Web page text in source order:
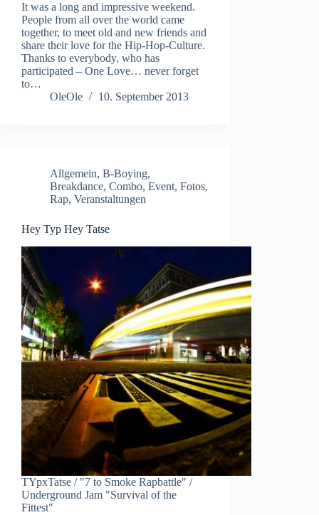
It was a long and impressive weekend.
People from all over the world came
together, to meet old and new friends and
share their love for the Hip-Hop-Culture.
Thanks to everybody, who has
participated – One Love… never forget
to…
OleOle
10. September 2013
Allgemein, B-Boying,
Breakdance, Combo, Event, Fotos,
Rap, Veranstaltungen
Hey Typ Hey Tatse
TYpxTatse / "7 to Smoke Rapbattle" /
Underground Jam "Survival of the
Fittest"